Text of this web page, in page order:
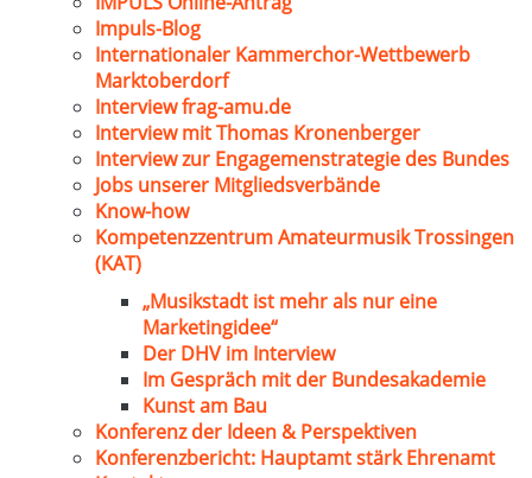
Impuls-Blog
Internationaler Kammerchor-Wettbewerb
Marktoberdorf
Interview frag-amu.de
Interview mit Thomas Kronenberger
Interview zur Engagemenstrategie des Bundes
Jobs unserer Mitgliedsverbände
Know-how
Kompetenzzentrum Amateurmusik Trossingen
(KAT)
„Musikstadt ist mehr als nur eine
Marketingidee“
Der DHV im Interview
Im Gespräch mit der Bundesakademie
Kunst am Bau
Konferenz der Ideen & Perspektiven
Konferenzbericht: Hauptamt stärk Ehrenamt